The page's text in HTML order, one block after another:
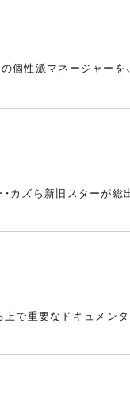
性派マネージャー
カズら新旧スターが
上で重要なドキュメン